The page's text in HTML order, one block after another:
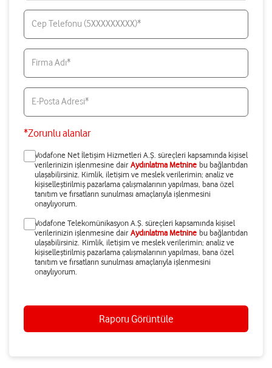
Cep Telefonu (5XXXXXXXXX)*
Firma Adı*
E-Posta Adresi*
*Zorunlu alanlar
Vodafone Net İletişim Hizmetleri A.Ş. süreçleri kapsamında kişisel
verilerinizin işlenmesine dairAydınlatma Metninebu bağlantıdan
ulaşabilirsiniz. Kimlik, iletişim ve meslek verilerimin; analiz ve
kişiselleştirilmiş pazarlama çalışmalarının yapılması, bana özel
tanıtım ve fırsatların sunulması amaçlarıyla işlenmesini
onaylıyorum.
Vodafone Telekomünikasyon A.Ş. süreçleri kapsamında kişisel
verilerinizin işlenmesine dairAydınlatma Metninebu bağlantıdan
ulaşabilirsiniz. Kimlik, iletişim ve meslek verilerimin; analiz ve
kişiselleştirilmiş pazarlama çalışmalarının yapılması, bana özel
tanıtım ve fırsatların sunulması amaçlarıyla işlenmesini
onaylıyorum.